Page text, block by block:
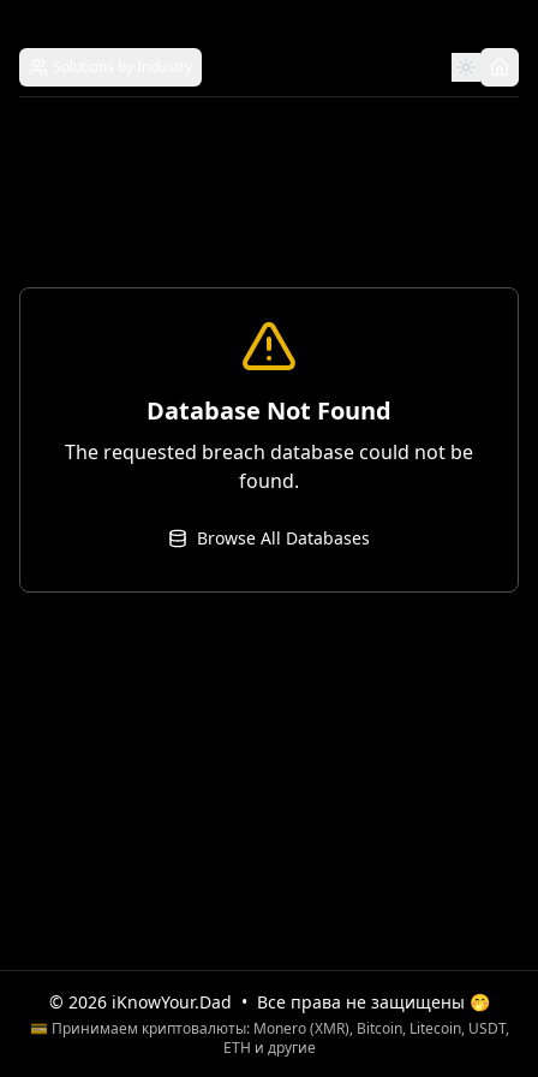
Database Not Found
The requested breach database could not be
found.
Browse All Databases
© 2026 iKnowYour.Dad • Все права не защищены 🤭
💳 Принимаем криптовалюты: Monero (XMR), Bitcoin, Litecoin, USDT,
ETH и другие